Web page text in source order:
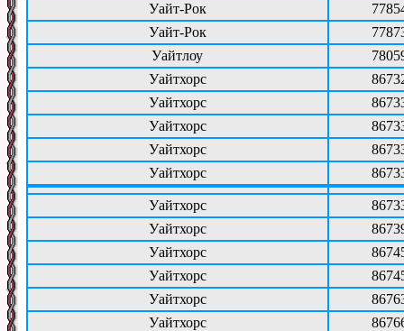
Уайт-Рок
Уайт-Рок
Уайтлоу
Уайтхорс
Уайтхорс
Уайтхорс
Уайтхорс
Уайтхорс
Уайтхорс
Уайтхорс
Уайтхорс
Уайтхорс
Уайтхорс
Уайтхорс